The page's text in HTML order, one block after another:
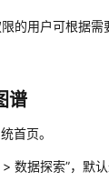
的用户可根据
谱
首页。
>数据探索”，默